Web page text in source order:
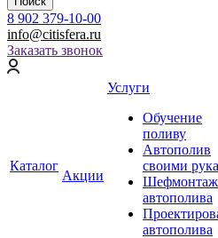
8 902 379-10-00
info@citisfera.ru
Заказать звонок
Каталог
Акции
Услуги
Обучение
поливу
Автополив
своими
Шефмонтаж
автополива
автополива